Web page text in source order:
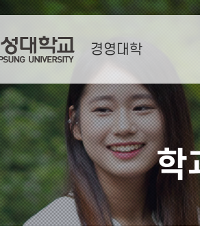
경영대학
학